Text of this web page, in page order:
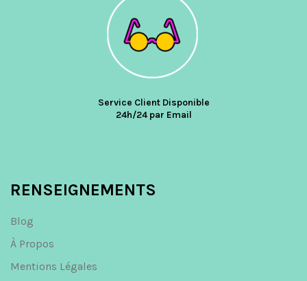
Service Client Disponible
24h/24 par Email
RENSEIGNEMENTS
Blog
À Propos
Mentions Légales